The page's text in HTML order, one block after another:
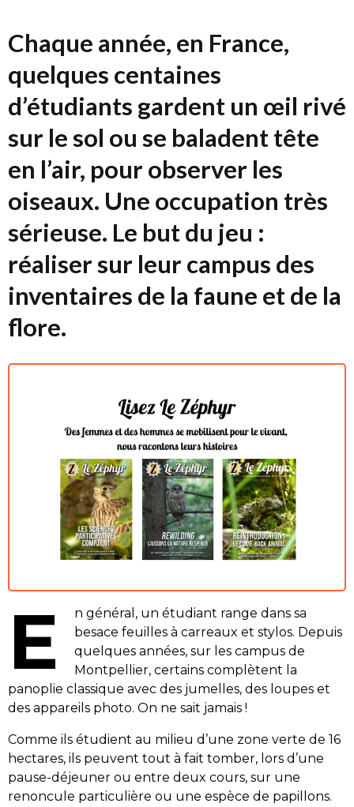
Chaque année, en France,
quelques centaines
d’étudiants gardent un œil rivé
sur le sol ou se baladent tête
en l’air, pour observer les
oiseaux. Une occupation très
sérieuse. Le but du jeu :
réaliser sur leur campus des
inventaires de la faune et de la
flore.
E
n général, un étudiant range dans sa
besace feuilles à carreaux et stylos. Depuis
quelques années, sur les campus de
Montpellier, certains complètent la
panoplie classique avec des jumelles, des loupes et
des appareils photo. On ne sait jamais !
Comme ils étudient au milieu d’une zone verte de 16
hectares, ils peuvent tout à fait tomber, lors d’une
pause-déjeuner ou entre deux cours, sur une
renoncule particulière ou une espèce de papillons.